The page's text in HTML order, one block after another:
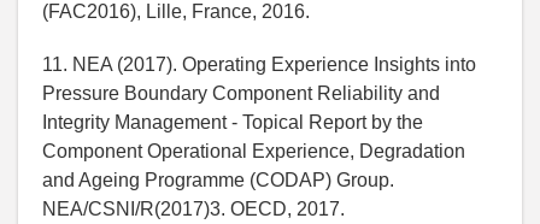
(FAC2016), Lille, France, 2016.
11. NEA (2017). Operating Experience Insights into
Pressure Boundary Component Reliability and
Integrity Management - Topical Report by the
Component Operational Experience, Degradation
and Ageing Programme (CODAP) Group.
NEA/CSNI/R(2017)3. OECD, 2017.